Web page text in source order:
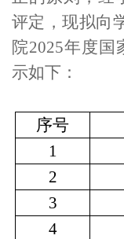
评定 ，现拟向
院2025年度国
示如下：
序号
1
2
3
4